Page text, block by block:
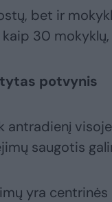
bet ir
30
potvynis
antradienį
saugotis
yra